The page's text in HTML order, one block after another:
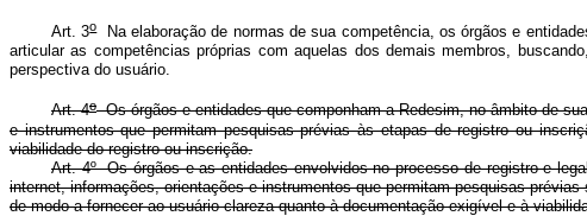
Art. 3oNa elaboração de normas de sua competência, os órgãos e
articular as competências próprias com aquelas dos demais membros,
perspectiva do usuário.
Art. 4oOs órgãos e entidades que componham a Redesim, no âmbito de
e instrumentos que permitam pesquisas prévias às etapas de registro ou
viabilidade do registro ou inscrição.
Art. 4º Os órgãos e as entidades envolvidos no processo de registro e
internet, informações, orientações e instrumentos que permitam pesquisas
de modo a fornecer ao usuário clareza quanto à documentação exigível e à